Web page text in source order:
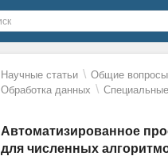
Научные статьи \ Общие вопросы
Обработка данных \
Автоматизированное
для численных